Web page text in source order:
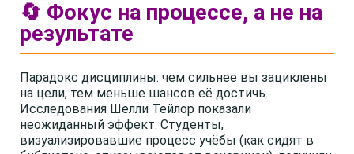
🔄 Фокус на процессе, а не на
результате
Парадокс дисциплины: чем сильнее вы зациклены
на цели, тем меньше шансов её достичь.
Исследования Шелли Тейлор показали
неожиданный эффект. Студенты,
визуализировавшие процесс учёбы (как сидят в